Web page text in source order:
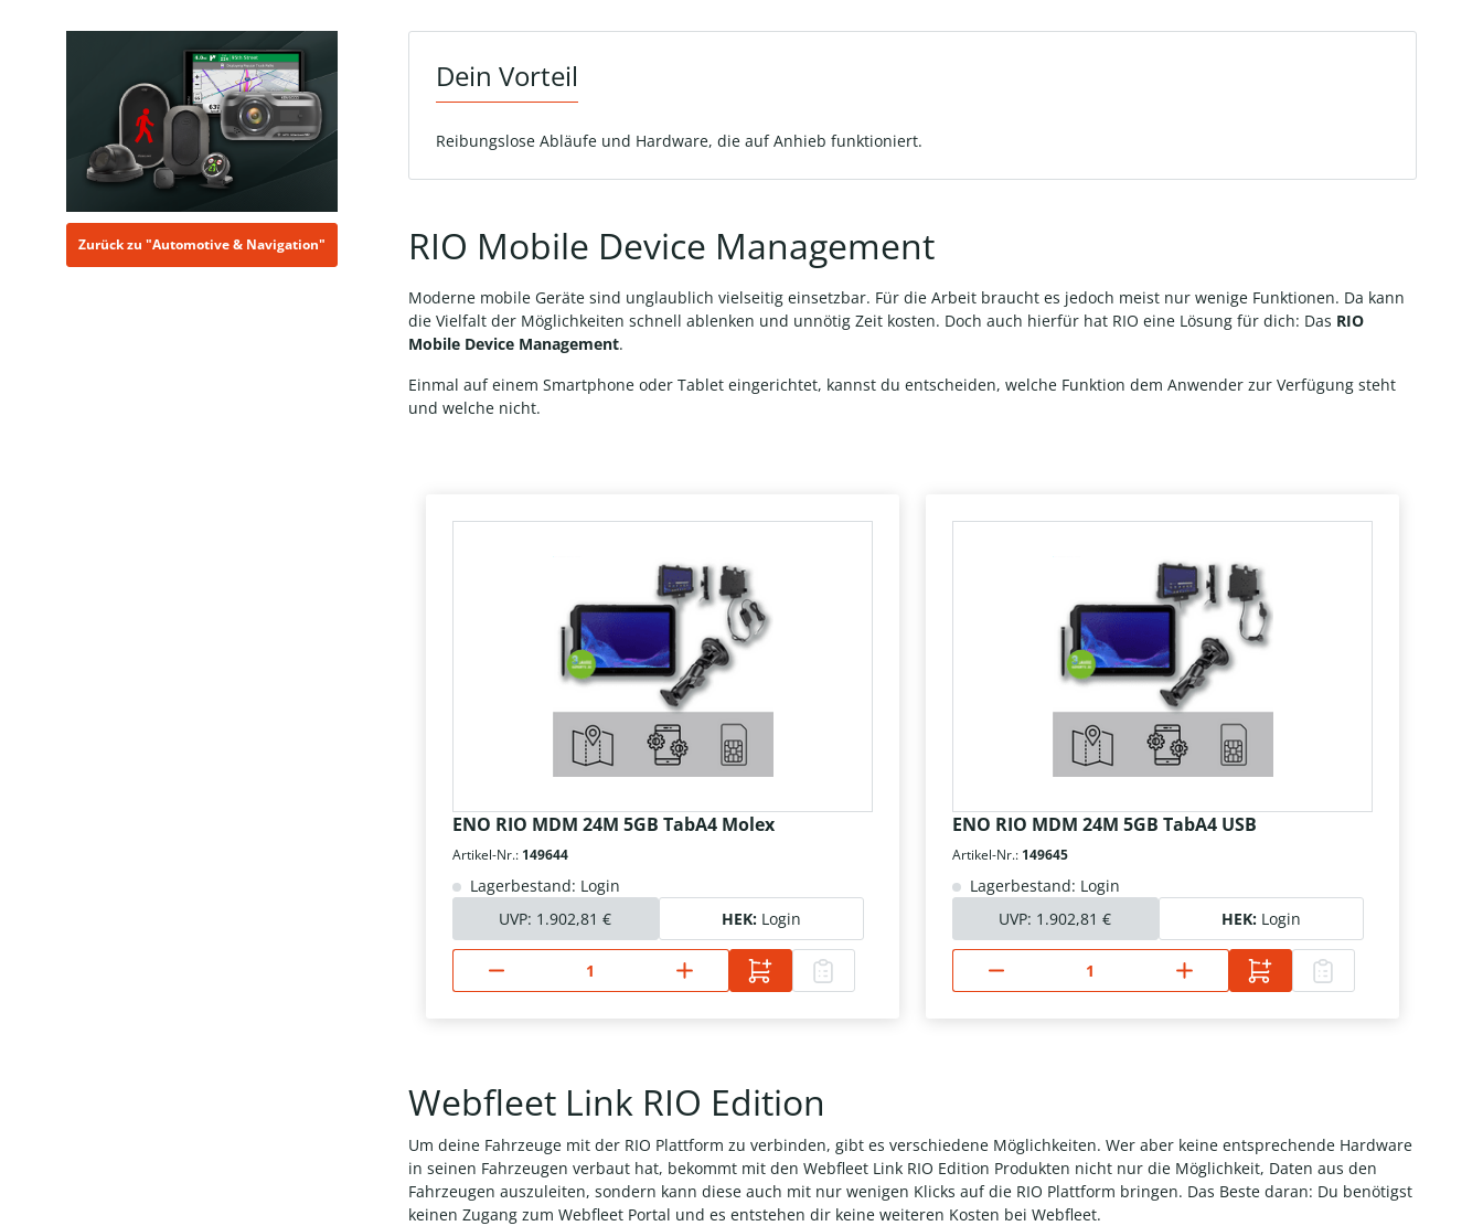
Zurück zu "Automotive & Navigation"
Dein Vorteil
Reibungslose Abläufe und Hardware, die auf Anhieb funktioniert.
RIO Mobile Device Management
Moderne mobile Geräte sind unglaublich vielseitig einsetzbar. Für die Arbeit braucht es jedoch meist nur wenige Funktionen. Da kann
die Vielfalt der Möglichkeiten schnell ablenken und unnötig Zeit kosten. Doch auch hierfür hat RIO eine Lösung für dich: Das RIO
Mobile Device Management.
Einmal auf einem Smartphone oder Tablet eingerichtet, kannst du entscheiden, welche Funktion dem Anwender zur Verfügung steht
und welche nicht.
ENO RIO MDM 24M 5GB TabA4 Molex
Artikel-Nr.: 149644
Lagerbestand: Login
UVP: 1.902,81 € HEK: Login
ENO RIO MDM 24M 5GB TabA4 USB
Artikel-Nr.: 149645
Lagerbestand: Login
UVP: 1.902,81 € HEK: Login
Webfleet Link RIO Edition
Um deine Fahrzeuge mit der RIO Plattform zu verbinden, gibt es verschiedene Möglichkeiten. Wer aber keine entsprechende Hardware
in seinen Fahrzeugen verbaut hat, bekommt mit den Webfleet Link RIO Edition Produkten nicht nur die Möglichkeit, Daten aus den
Fahrzeugen auszuleiten, sondern kann diese auch mit nur wenigen Klicks auf die RIO Plattform bringen. Das Beste daran: Du benötigst
keinen Zugang zum Webfleet Portal und es entstehen dir keine weiteren Kosten bei Webfleet.